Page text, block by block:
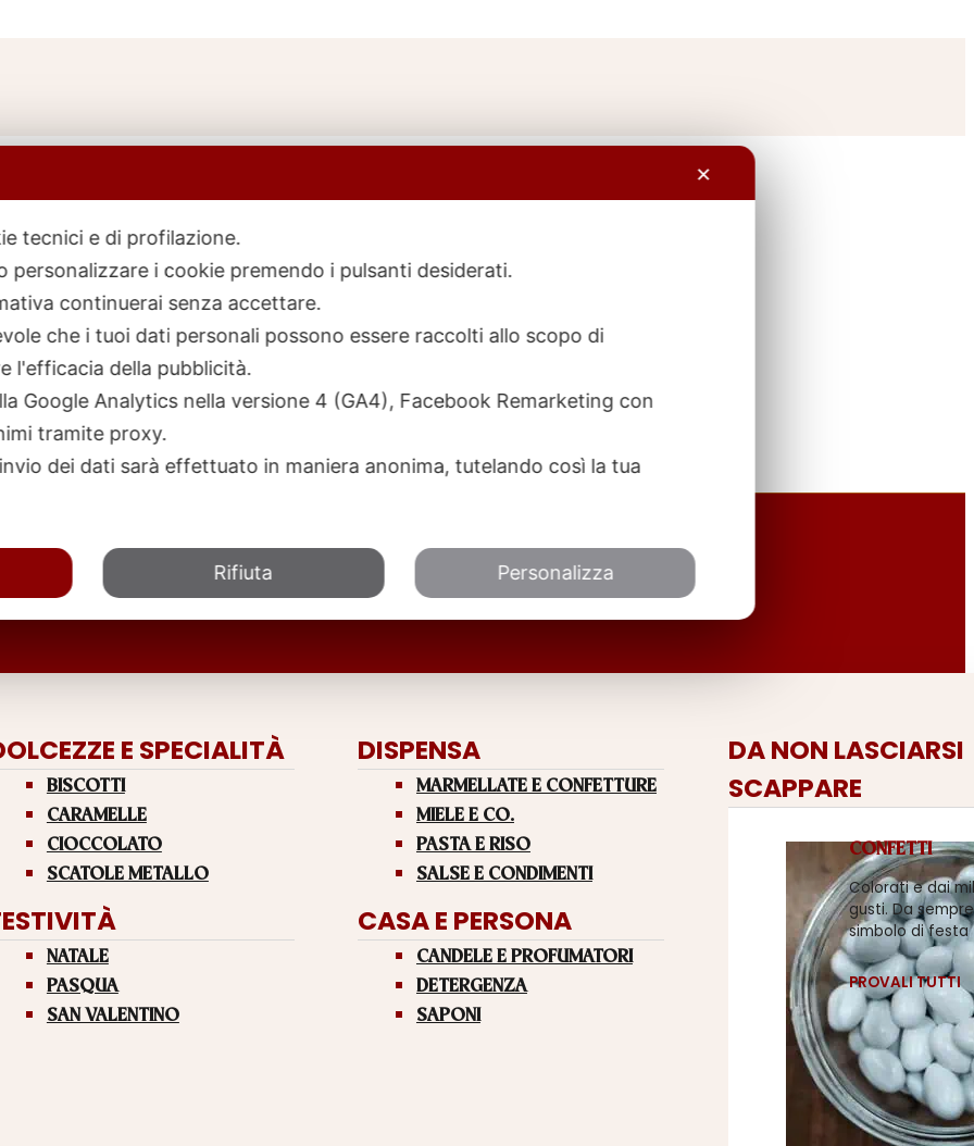
E SPECIALITÀ
BISCOTTI
CARAMELLE
CIOCCOLATO
SCATOLE METALLO
NATALE
PASQUA
SAN VALENTINO
DISPENSA
MARMELLATE E CONFETTURE
MIELE E CO.
PASTA E RISO
SALSE E CONDIMENTI
CASA E PERSONA
CANDELE E PROFUMATORI
DETERGENZA
SAPONI
DA NON LASCIARSI
SCAPPARE
CONFETTI
Colorati e dai
gusti. Da sempre
simbolo di festa
PROVALI TUTTI
✕
tecnici e di profilazione.
personalizzare i cookie premendo i pulsanti desiderati.
continuerai senza accettare.
che i tuoi dati personali possono essere raccolti allo scopo di
l'efficacia della pubblicità.
Google Analytics nella versione 4 (GA4), Facebook Remarketing con
tramite proxy.
dei dati sarà effettuato in maniera anonima, tutelando così la tua
Rifiuta Personalizza